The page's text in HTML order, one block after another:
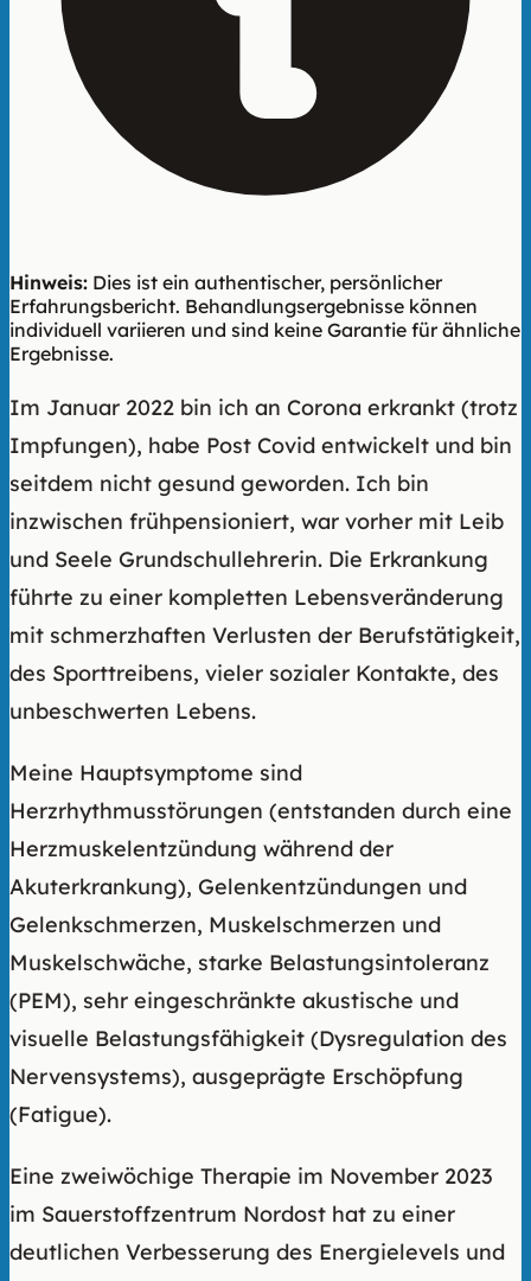
Hinweis: Dies ist ein authentischer, persönlicher
Erfahrungsbericht. Behandlungsergebnisse können
individuell variieren und sind keine Garantie für ähnliche
Ergebnisse.
Im Januar 2022 bin ich an Corona erkrankt (trotz
Impfungen), habe Post Covid entwickelt und bin
seitdem nicht gesund geworden. Ich bin
inzwischen frühpensioniert, war vorher mit Leib
und Seele Grundschullehrerin. Die Erkrankung
führte zu einer kompletten Lebensveränderung
mit schmerzhaften Verlusten der Berufstätigkeit,
des Sporttreibens, vieler sozialer Kontakte, des
unbeschwerten Lebens.
Meine Hauptsymptome sind
Herzrhythmusstörungen (entstanden durch eine
Herzmuskelentzündung während der
Akuterkrankung), Gelenkentzündungen und
Gelenkschmerzen, Muskelschmerzen und
Muskelschwäche, starke Belastungsintoleranz
(PEM), sehr eingeschränkte akustische und
visuelle Belastungsfähigkeit (Dysregulation des
Nervensystems), ausgeprägte Erschöpfung
(Fatigue).
Eine zweiwöchige Therapie im November 2023
im Sauerstoffzentrum Nordost hat zu einer
deutlichen Verbesserung des Energielevels und